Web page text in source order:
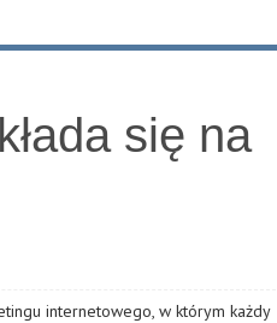
się na
internetowego, w którym każdy